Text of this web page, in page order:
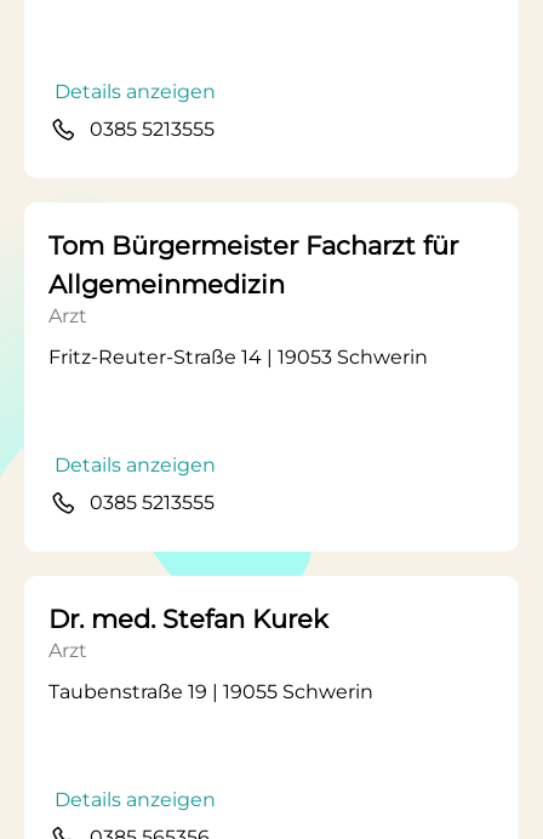
Details anzeigen
0385 5213555
Tom Bürgermeister Facharzt für
Allgemeinmedizin
Arzt
Fritz-Reuter-Straße 14 | 19053 Schwerin
Details anzeigen
0385 5213555
Dr. med. Stefan Kurek
Arzt
Taubenstraße 19 | 19055 Schwerin
Details anzeigen